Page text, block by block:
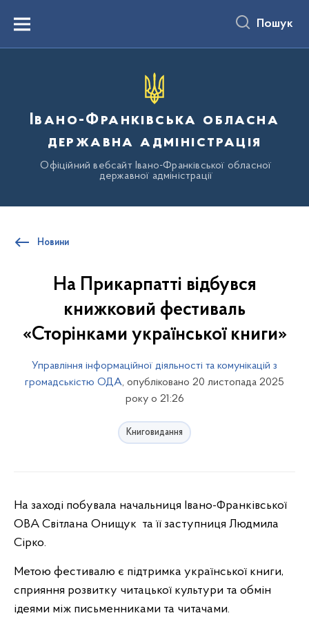
вмістуMenu Пошук
Івано-Франківська обласна
державна адміністрація
Офіційний вебсайт Івано-Франківської обласної
державної адміністрації
Новини
На Прикарпатті відбувся
книжковий фестиваль
«Сторінками української книги»
Управління інформаційної діяльності та комунікацій з
громадськістю ОДА, опубліковано 20 листопада 2025
року о 21:26
Книговидання
На заході побувала начальниця Івано-Франківської
ОВА Світлана Онищук та її заступниця Людмила
Сірко.
Метою фестивалю є підтримка української книги,
сприяння розвитку читацької культури та обмін
ідеями між письменниками та читачами.